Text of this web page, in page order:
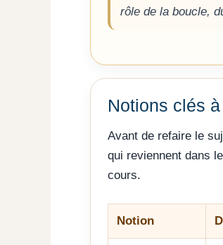
rôle de la boucle,
Notions clés
Avant de refaire le
qui reviennent dans
cours.
Notion